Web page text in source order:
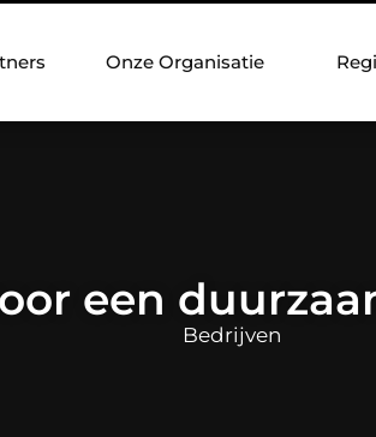
Onze Organisatie
een
Bedrijven